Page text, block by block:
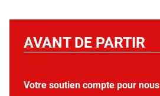
AVANT DE PARTIR
Votre soutien compte pour nous